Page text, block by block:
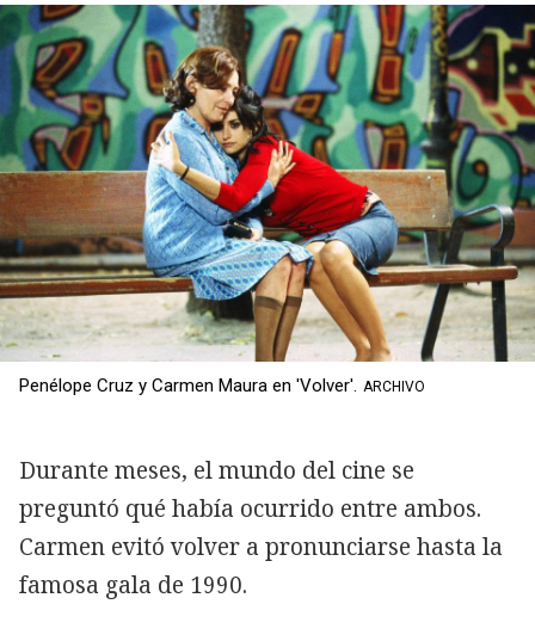
Penélope Cruz y Carmen Maura en 'Volver'. ARCHIVO
Durante meses, el mundo del cine se
preguntó qué había ocurrido entre ambos.
Carmen evitó volver a pronunciarse hasta la
famosa gala de 1990.